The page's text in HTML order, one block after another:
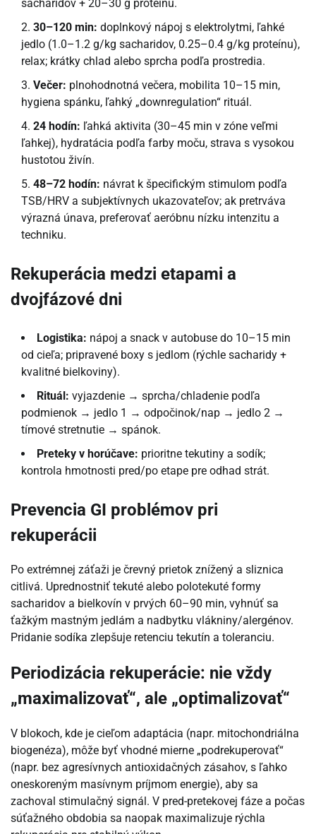
sacharidov + 20–30 g proteínu.
30–120 min: doplnkový nápoj s elektrolytmi, ľahké
jedlo (1.0–1.2 g/kg sacharidov, 0.25–0.4 g/kg proteínu),
relax; krátky chlad alebo sprcha podľa prostredia.
Večer: plnohodnotná večera, mobilita 10–15 min,
hygiena spánku, ľahký „downregulation“ rituál.
24 hodín: ľahká aktivita (30–45 min v zóne veľmi
ľahkej), hydratácia podľa farby moču, strava s vysokou
hustotou živín.
48–72 hodín: návrat k špecifickým stimulom podľa
TSB/HRV a subjektívnych ukazovateľov; ak pretrváva
výrazná únava, preferovať aeróbnu nízku intenzitu a
techniku.
Rekuperácia medzi etapami a
dvojfázové dni
Logistika: nápoj a snack v autobuse do 10–15 min
od cieľa; pripravené boxy s jedlom (rýchle sacharidy +
kvalitné bielkoviny).
Rituál: vyjazdenie → sprcha/chladenie podľa
podmienok → jedlo 1 → odpočinok/nap → jedlo 2 →
tímové stretnutie → spánok.
Preteky v horúčave: prioritne tekutiny a sodík;
kontrola hmotnosti pred/po etape pre odhad strát.
Prevencia GI problémov pri
rekuperácii
Po extrémnej záťaži je črevný prietok znížený a sliznica
citlivá. Uprednostniť tekuté alebo polotekuté formy
sacharidov a bielkovín v prvých 60–90 min, vyhnúť sa
ťažkým mastným jedlám a nadbytku vlákniny/alergénov.
Pridanie sodíka zlepšuje retenciu tekutín a toleranciu.
Periodizácia rekuperácie: nie vždy
„maximalizovať“, ale „optimalizovať“
V blokoch, kde je cieľom adaptácia (napr. mitochondriálna
biogenéza), môže byť vhodné mierne „podrekuperovať“
(napr. bez agresívnych antioxidačných zásahov, s ľahko
oneskoreným masívnym príjmom energie), aby sa
zachoval stimulačný signál. V pred-pretekovej fáze a počas
súťažného obdobia sa naopak maximalizuje rýchla